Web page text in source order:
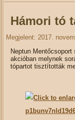
Hámori tó
Megjelent: 2017.
Neptun
akcióban melynek
tópartot tisztították